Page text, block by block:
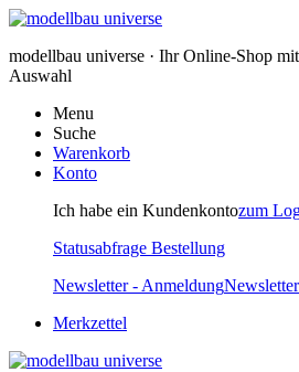
modellbau universe · Ihr Online-Shop
Auswahl
Menu
Suche
Warenkorb
Konto
Ich habe ein Kundenkontozum
Statusabfrage Bestellung
Newsletter - Anmeldung
Merkzettel